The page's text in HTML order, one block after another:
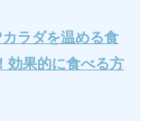
ラダを温める食
効果的に食べる方